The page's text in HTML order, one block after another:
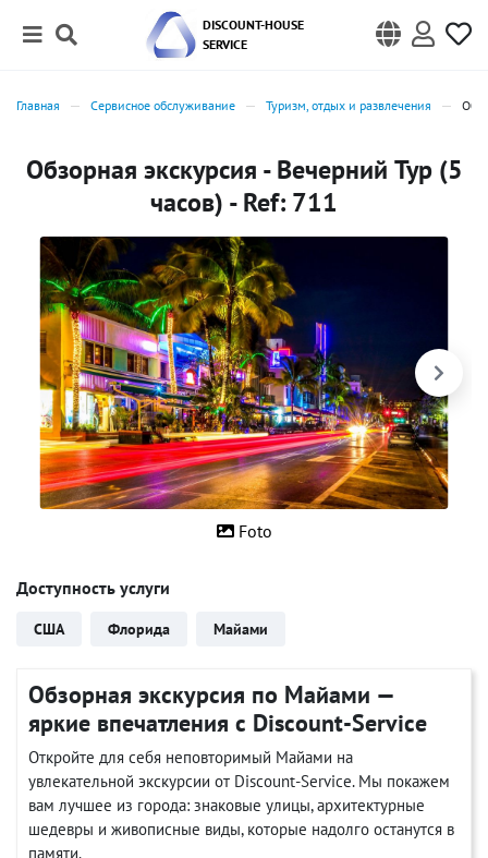
DISCOUNT-HOUSE
SERVICE
Главная Сервисное обслуживание Туризм, отдых и развлечения
Обзорная экскурсия - Вечерний Тур (5
часов) - Ref: 711
Foto
Доступность услуги
США Флорида Майами
Обзорная экскурсия по Майами —
яркие впечатления с Discount-Service
Откройте для себя неповторимый Майами на
увлекательной экскурсии от Discount-Service. Мы покажем
вам лучшее из города: знаковые улицы, архитектурные
шедевры и живописные виды, которые надолго останутся в
памяти.